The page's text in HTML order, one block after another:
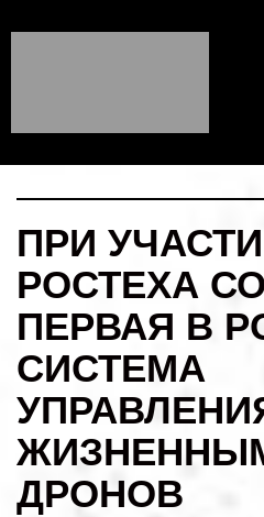
ПРИ
РОСТЕХА
ПЕРВАЯ В
СИСТЕМА
ДРОНОВ